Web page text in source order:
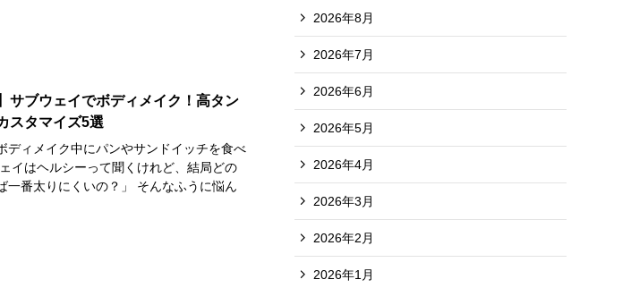
サブウェイでボディメイク！高タン
スタマイズ5選
ディメイク中にパンやサンドイッチを食べ
はヘルシーって聞くけれど、結局どの
一番太りにくいの？」 そんなふうに悩ん
2026年8月
2026年7月
2026年6月
2026年5月
2026年4月
2026年3月
2026年2月
2026年1月